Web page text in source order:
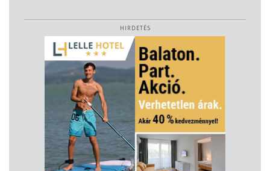
HIRDETÉS